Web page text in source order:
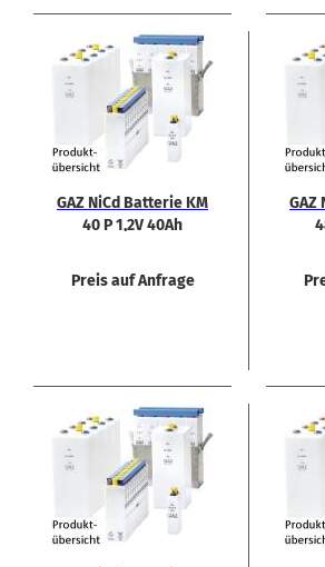
GAZ NiCd Bat­te­rie KM
40 P 1,2V 40Ah
Preis auf Anfrage
GAZ